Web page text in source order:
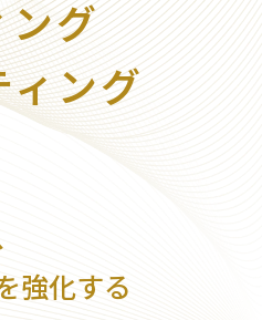
ング
ィング
強化する